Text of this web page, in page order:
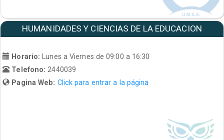
HUMANIDADES Y CIENCIAS DE LA EDUCACION
Horario: Lunes a Viernes de 09:00 a 16:30
Telefono:2440039
Pagina Web: Click para entrar a la página